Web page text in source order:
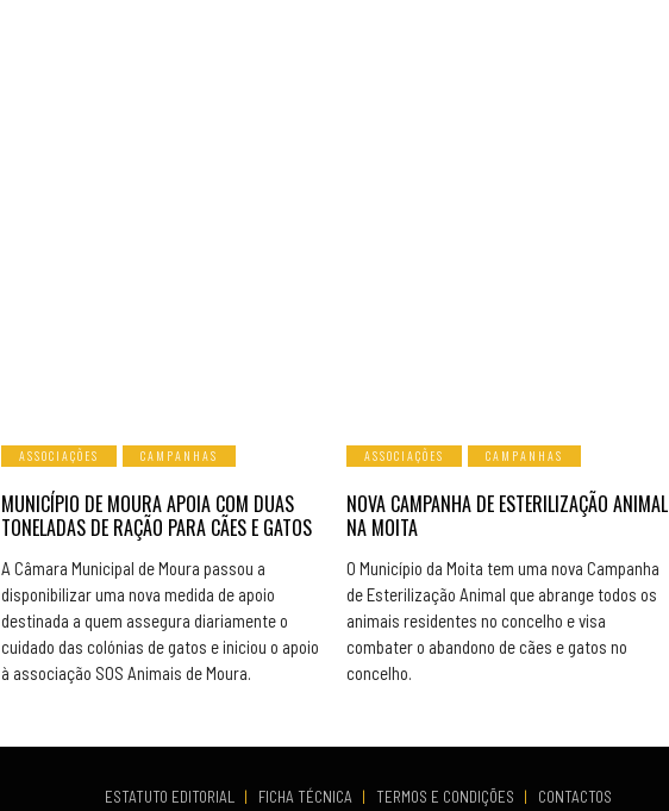
ASSOCIAÇÕES CAMPANHAS
MUNICÍPIO DE MOURA APOIA COM DUAS
TONELADAS DE RAÇÃO PARA CÃES E GATOS
A Câmara Municipal de Moura passou a
disponibilizar uma nova medida de apoio
destinada a quem assegura diariamente o
cuidado das colónias de gatos e iniciou o apoio
à associação SOS Animais de Moura.
ASSOCIAÇÕES CAMPANHAS
NOVA CAMPANHA DE ESTERILIZAÇÃO ANIMAL
NA MOITA
O Município da Moita tem uma nova Campanha
de Esterilização Animal que abrange todos os
animais residentes no concelho e visa
combater o abandono de cães e gatos no
concelho.
ESTATUTO EDITORIAL | FICHA TÉCNICA | TERMOS E CONDIÇÕES | CONTACTOS